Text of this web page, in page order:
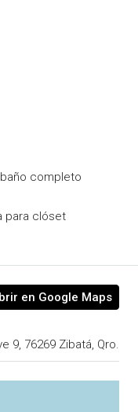
completo
para clóset
en Google Maps
9, 76269 Zibatá, Qro.